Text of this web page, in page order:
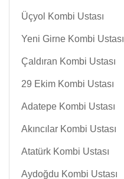
Üçyol Kombi Ustası
Yeni Girne Kombi Ustası
Çaldıran Kombi Ustası
29 Ekim Kombi Ustası
Adatepe Kombi Ustası
Akıncılar Kombi Ustası
Atatürk Kombi Ustası
Aydoğdu Kombi Ustası